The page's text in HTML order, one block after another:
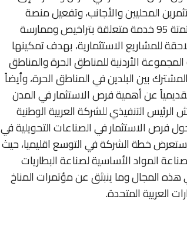
المحليين والأجانب، وتفعيل منصة
الخدمة الاستثمارية الشاملة والانتهاء من أتمتة 95 خدمة متعلقة بتراخيص وممارسة
للمشاريع الاستثمارية، بهدف تمكينها
الأردنية للمناطق الحرة والمناطق
بين البلدين في المناطق الحرة، وأيضاً
عن أهمية فرص الاستثمار في المدن
التنفيذي للشركة العربية الوطنية
فرص الاستثمار في الصناعات التحويلية في
خطة الشركة في التوسع اقليميا، حيث
المواد الأساسية لصناعة البطاريات
هذه المجال وما ينبثق عن مؤتمرات المناخ